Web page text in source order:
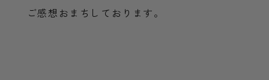
ご感想おまちしております。